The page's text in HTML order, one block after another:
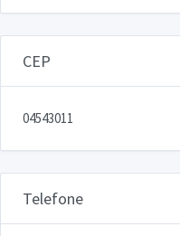
CEP
04543011
Telefone